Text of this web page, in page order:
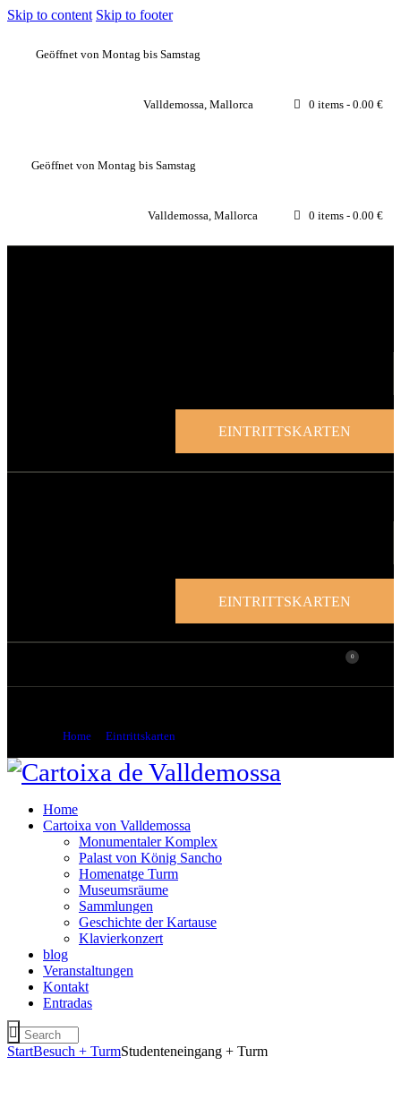
Skip to content Skip to footer
Geöffnet von Montag bis Samstag
Valldemossa, Mallorca 0 items - 0.00 €
Geöffnet von Montag bis Samstag
Valldemossa, Mallorca 0 items - 0.00 €
EINTRITTSKARTEN
EINTRITTSKARTEN
0
Home Eintrittskarten
Home
Cartoixa von Valldemossa
Monumentaler Komplex
Palast von König Sancho
Homenatge Turm
Museumsräume
Sammlungen
Geschichte der Kartause
Klavierkonzert
blog
Veranstaltungen
Kontakt
Entradas
StartBesuch + TurmStudenteneingang + Turm